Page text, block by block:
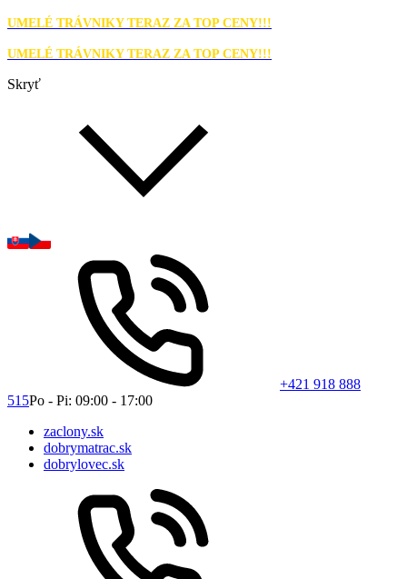
UMELÉ TRÁVNIKY TERAZ ZA TOP CENY!!!
UMELÉ TRÁVNIKY TERAZ ZA TOP CENY!!!
Skryť
+421 918 888
515Po - Pi: 09:00 - 17:00
zaclony.sk
dobrymatrac.sk
dobrylovec.sk